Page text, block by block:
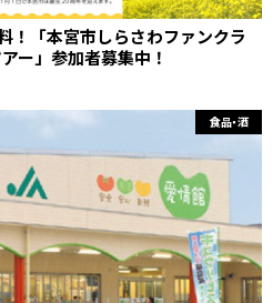
！「本宮市しらさわファンクラ
ー」参加者募集中！
食品・酒